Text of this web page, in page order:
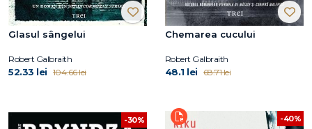
Glasul sângelui
Robert Galbraith
52.33 lei 104.66 lei
Chemarea cucului
Robert Galbraith
48.1 lei 68.71 lei
-30% -40%